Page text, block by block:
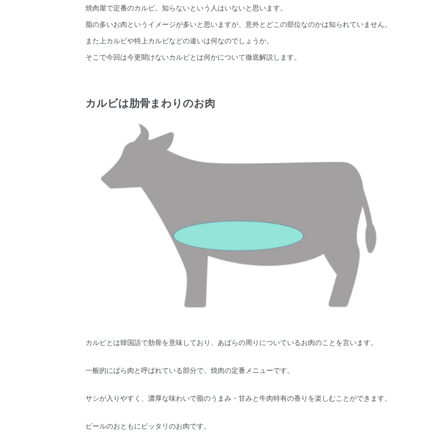
焼肉屋で定番のカルビ。知らないという人はいないと思います。
脂の多いお肉というイメージが多いと思いますが、意外とどこの部位なのかは知られていません。
また上カルビや特上カルビなどの違いは何なのでしょうか。
そこで今回は今更聞けないカルビとは何かについて徹底解説します。
カルビは肋骨まわりのお肉
カルビとは韓国語で肋骨を意味しており、あばらの周りについているお肉のことを言います。
一般的にばら肉と呼ばれている部分で、焼肉の定番メニューです。
サシが入りやすく、濃厚な味わいで脂のうまみ・甘みと牛肉特有の香りを楽しむことができます。
ビールのおともにピッタリのお肉です。